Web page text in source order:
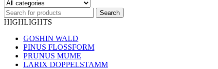
HIGHLIGHTS
GOSHIN WALD
PINUS FLOSSFORM
PRUNUS MUME
LARIX DOPPELSTAMM